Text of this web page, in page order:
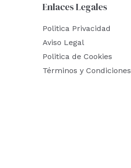
Enlaces Legales
Politica Privacidad
Aviso Legal
Politica de Cookies
Términos y Condiciones